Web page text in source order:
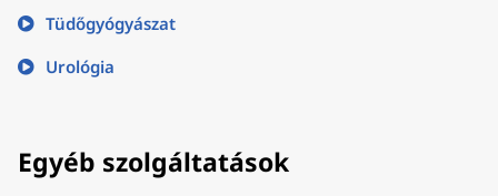
Tüdőgyógyászat
Urológia
Egyéb szolgáltatások